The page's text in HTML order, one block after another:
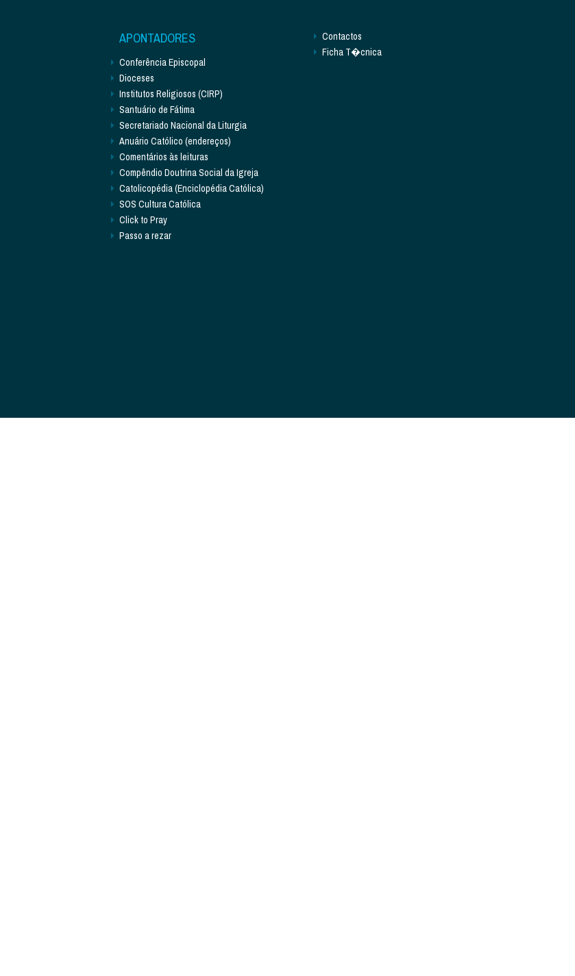
APONTADORES
Conferência Episcopal
Dioceses
Institutos Religiosos (CIRP)
Santuário de Fátima
Secretariado Nacional da Liturgia
Anuário Católico (endereços)
Comentários às leituras
Compêndio Doutrina Social da Igreja
Catolicopédia (Enciclopédia Católica)
SOS Cultura Católica
Click to Pray
Passo a rezar
Contactos
Ficha T�cnica